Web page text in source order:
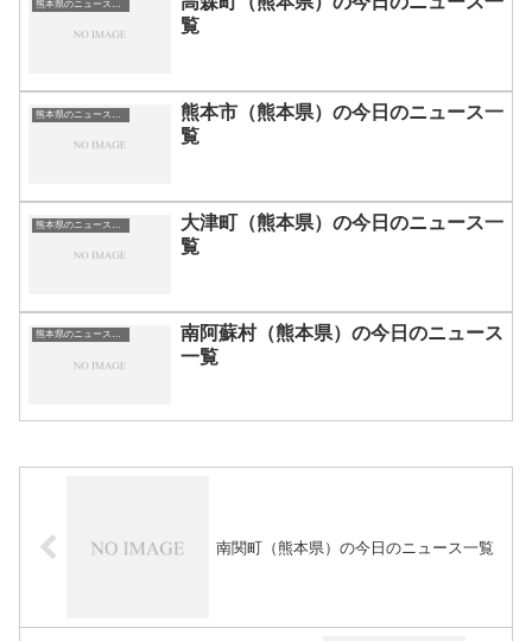
覧
熊本市（熊本県）の今日のニュース一
覧
大津町（熊本県）の今日のニュース一
覧
熊本県のニュース一覧
南阿蘇村（熊本県）の今日のニュース
一覧
南関町（熊本県）の今日のニュース一覧